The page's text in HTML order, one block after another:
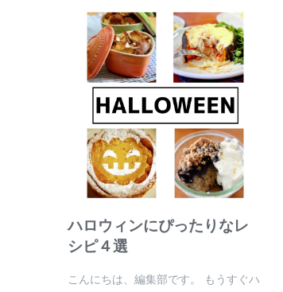
ハロウィンにぴったりなレ
シピ４選
こんにちは、編集部です。 もうすぐハ